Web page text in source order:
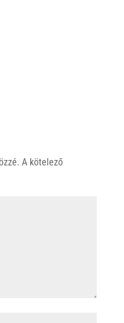
A kötelező